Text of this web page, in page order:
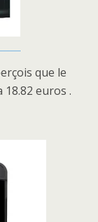
que le
18.82 euros .